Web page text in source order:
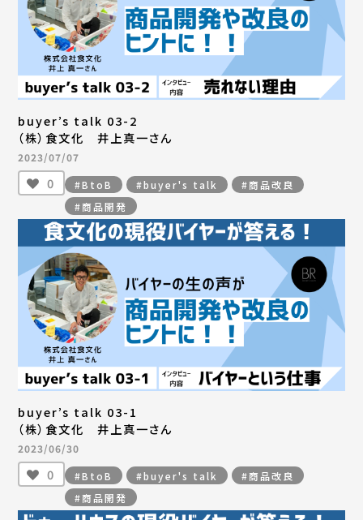
buyer’s talk 03-2
（株）食文化 井上真一さん
2023/07/07
0 #BtoB #buyer's talk
#商品改良
#商品開発
buyer’s talk 03-1
（株）食文化 井上真一さん
2023/06/30
0 #BtoB #buyer's talk
#商品改良
#商品開発